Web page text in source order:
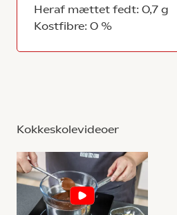
Heraf mættet fedt: 0,7 g
Kostfibre: 0 %
Kokkeskolevideoer